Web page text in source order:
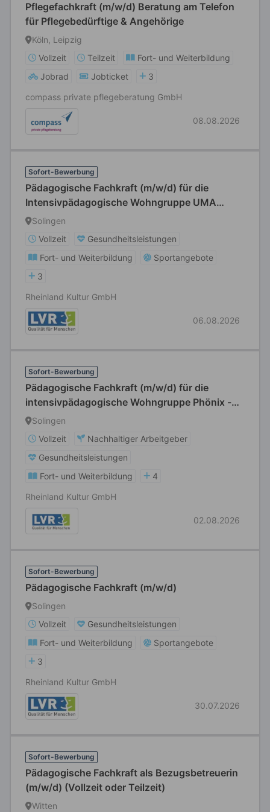
Pflegefachkraft (m/w/d) Beratung am Telefon
für Pflegebedürftige & Angehörige
Köln, Leipzig
Vollzeit
Teilzeit
Fort- und Weiterbildung
Jobrad
Jobticket
3
compass private pflegeberatung GmbH
08.08.2026
Sofort-Bewerbung
Pädagogische Fachkraft (m/w/d) für die
Intensivpädagogische Wohngruppe UMA
Protect
Solingen
Vollzeit
Gesundheitsleistungen
Fort- und Weiterbildung
Sportangebote
3
Rheinland Kultur GmbH
06.08.2026
Sofort-Bewerbung
Pädagogische Fachkraft (m/w/d) für die
intensivpädagogische Wohngruppe Phönix -
Gruppe für sexuell übergriffige Jungen im Alter
ab 12 Jahren
Solingen
Vollzeit
Nachhaltiger Arbeitgeber
Gesundheitsleistungen
Fort- und Weiterbildung
4
Rheinland Kultur GmbH
02.08.2026
Sofort-Bewerbung
Pädagogische Fachkraft (m/w/d)
Solingen
Vollzeit
Gesundheitsleistungen
Fort- und Weiterbildung
Sportangebote
3
Rheinland Kultur GmbH
30.07.2026
Sofort-Bewerbung
Pädagogische Fachkraft als Bezugsbetreuerin
(m/w/d) (Vollzeit oder Teilzeit)
Witten